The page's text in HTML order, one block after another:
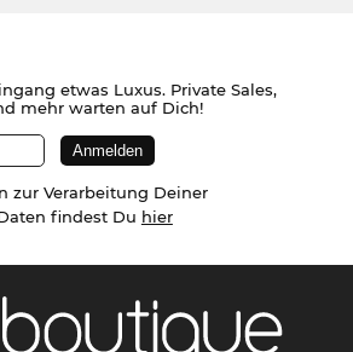
etwas Luxus. Private Sales,
mehr warten auf Dich!
zur Verarbeitung Deiner
findest Du hier